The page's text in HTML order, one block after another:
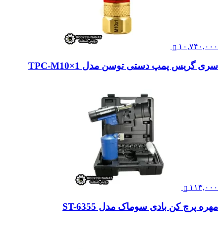
۱۰,۷۴۰,۰۰۰
سری گریس پمپ دستی توسن مدل TPC-M10×1
۱۱۳,۰۰۰
مهره پرچ کن بادی سوماک مدل ST-6355